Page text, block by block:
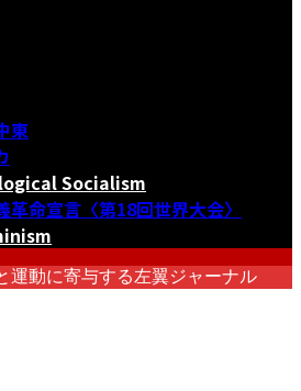
東
Socialism
革命宣言〈第18回世界大会〉
運動に寄与する左翼ジャーナル